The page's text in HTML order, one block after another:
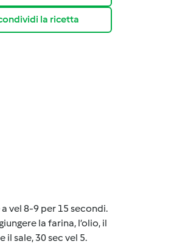
la ricetta
vel 8-9 per 15 secondi.
la farina, l’olio, il
sale, 30 sec vel 5.